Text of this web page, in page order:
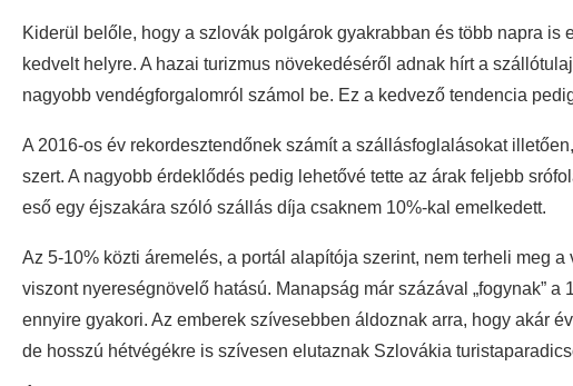
Kiderül belőle, hogy a szlovák polgárok gyakrabban és több napra is
kedvelt helyre. A hazai turizmus növekedéséről adnak hírt a
nagyobb vendégforgalomról számol be. Ez a kedvező tendencia
A 2016-os év rekordesztendőnek számít a szállásfoglalásokat
szert. A nagyobb érdeklődés pedig lehetővé tette az árak feljebb
eső egy éjszakára szóló szállás díja csaknem 10%-kal emelkedett.
Az 5-10% közti áremelés, a portál alapítója szerint, nem terheli meg
viszont nyereségnövelő hatású. Manapság már százával „fogynak”
ennyire gyakori. Az emberek szívesebben áldoznak arra, hogy akár
de hosszú hétvégékre is szívesen elutaznak Szlovákia